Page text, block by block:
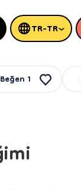
TR-TR
Beğen1